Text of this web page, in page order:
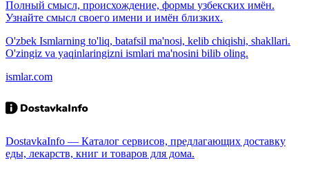
Полный смысл, происхождение, формы узбекских имён.
Узнайте смысл своего имени и имён близких.
O'zbek Ismlarning to'liq, batafsil ma'nosi, kelib chiqishi, shakllari.
O'zingiz va yaqinlaringizni ismlari ma'nosini bilib oling.
ismlar.com
DostavkaInfo — Каталог сервисов, предлагающих доставку
еды, лекарств, книг и товаров для дома.